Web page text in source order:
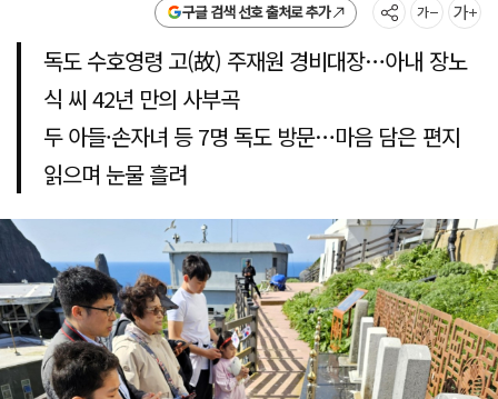
구글 검색 선호 출처로 추가
독도 수호영령 고(故) 주재원 경비대장…아내 장노
식 씨 42년 만의 사부곡
두 아들·손자녀 등 7명 독도 방문…마음 담은 편지
읽으며 눈물 흘려